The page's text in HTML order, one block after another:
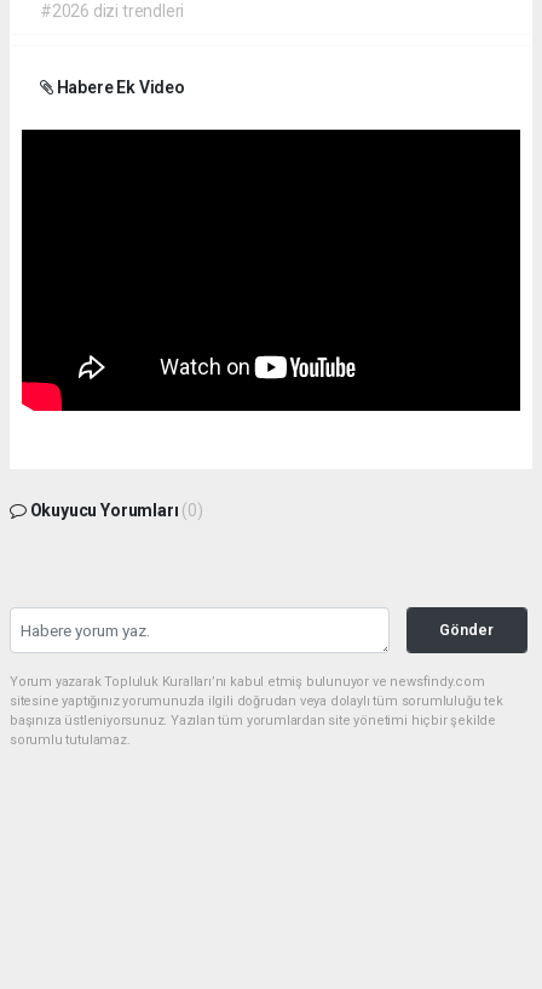
#2026 dizi trendleri
Habere Ek Video
Okuyucu Yorumları (0)
Gönder
Yorum yazarak Topluluk Kuralları’nı kabul etmiş bulunuyor ve newsfindy.com
sitesine yaptığınız yorumunuzla ilgili doğrudan veya dolaylı tüm sorumluluğu tek
başınıza üstleniyorsunuz. Yazılan tüm yorumlardan site yönetimi hiçbir şekilde
sorumlu tutulamaz.